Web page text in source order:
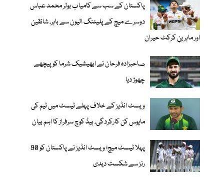
پاکستان کے سب سے کامیاب بولر محمد عباس
دوسرے میچ کے پلیئنگ الیون سے باہر، شائقین
اور ماہرینِ کرکٹ حیران
صاحبزادہ فرحان نے ابھیشیک شرما کو پیچھے
چھوڑ دیا
ویسٹ انڈیز کے خلاف پہلے ٹیسٹ میں ٹیم کی
مایوس کن کارکردگی، ہیڈ کوچ سرفراز کا اہم بیان
پہلا ٹیسٹ میچ؛ ویسٹ انڈیز نے پاکستان کو 90
رنز سے شکست دیدی